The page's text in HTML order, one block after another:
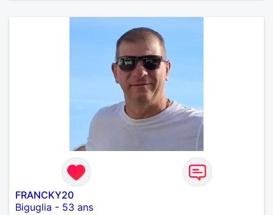
FRANCKY20
Biguglia - 53 ans